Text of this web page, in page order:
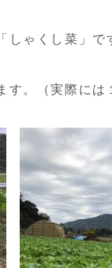
しゃくし菜」で
す。（実際には